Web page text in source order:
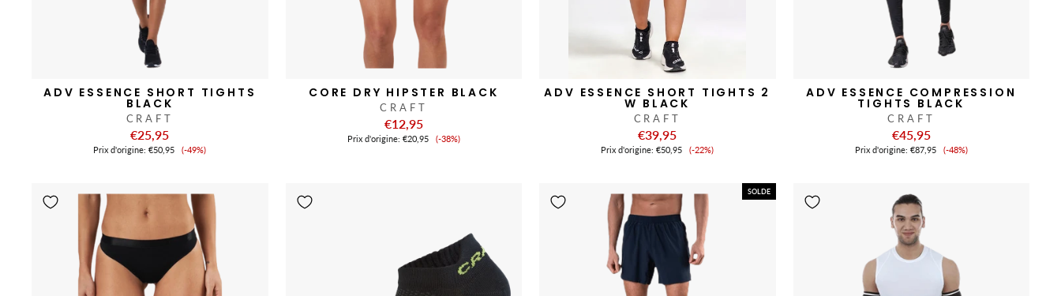
ADV ESSENCE SHORT TIGHTS
BLACK
CRAFT
€25,95
Prix ​​d'origine:€50,95
Prix
(-49%)
CORE DRY HIPSTER BLACK
CRAFT
€12,95
Prix ​​d'origine: €20,95
Prix
(-38%)
ADV ESSENCE SHORT TIGHTS 2
W BLACK
CRAFT
€39,95
Prix ​​d'origine:€50,95
Prix
(-22%)
ADV ESSENCE COMPRESSION
TIGHTS BLACK
CRAFT
€45,95
Prix ​​d'origine: €87,95
Prix
(-48%)
SOLDE